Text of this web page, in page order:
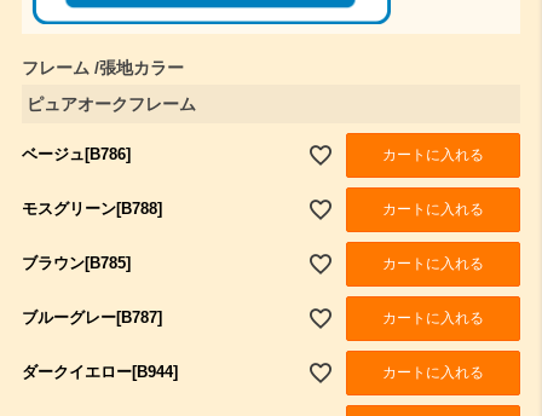
フレーム 張地カラー
ピュアオークフレーム
ベージュ[B786] カートに入れる
モスグリーン[B788] カートに入れる
ブラウン[B785] カートに入れる
ブルーグレー[B787] カートに入れる
ダークイエロー[B944] カートに入れる